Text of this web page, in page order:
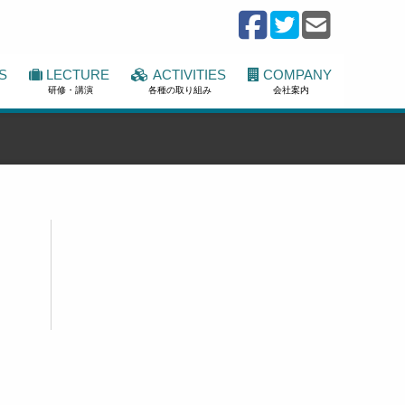
LECTURE
研修・講演
ACTIVITIES
各種の取り組み
COMPANY
会社案内